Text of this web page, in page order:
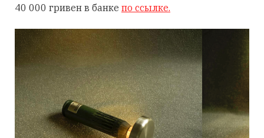
40 000 гривен в банке по ссылке.